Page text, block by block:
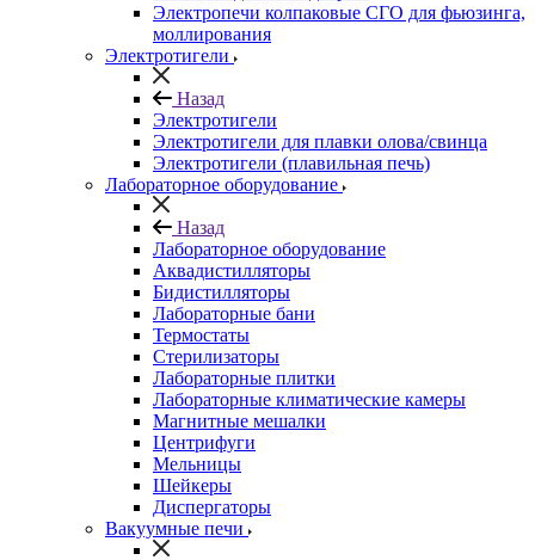
Электропечи колпаковые СГО для фьюзинга,
моллирования
Электротигели
Назад
Электротигели
Электротигели для плавки олова/свинца
Электротигели (плавильная печь)
Лабораторное оборудование
Назад
Лабораторное оборудование
Аквадистилляторы
Бидистилляторы
Лабораторные бани
Термостаты
Стерилизаторы
Лабораторные плитки
Лабораторные климатические камеры
Магнитные мешалки
Центрифуги
Мельницы
Шейкеры
Диспергаторы
Вакуумные печи